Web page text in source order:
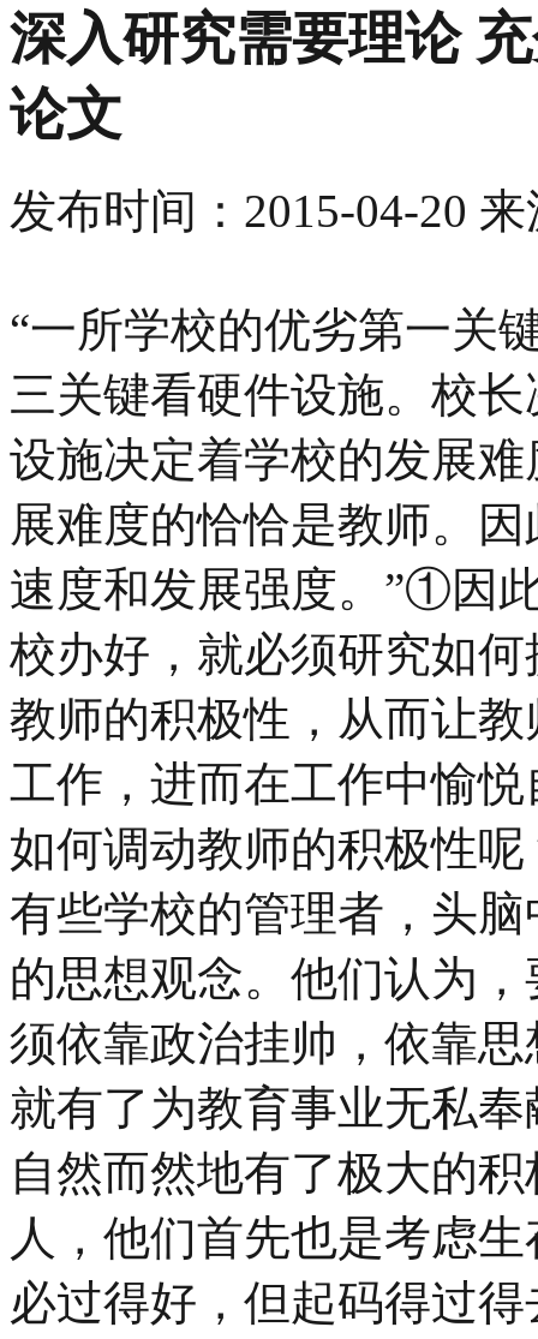
深入研究需要理论
论文
发布时间： 2015-04-20 来
“一所学校的优劣第一关
三关键看硬件设施。校
设施决定着学校的发展
展难度的恰恰是教师。
速度和发展强度。”①因
校办好，就必须研究如
教师的积极性，从而让
工作，进而在工作中愉
如何调动教师的积极性呢
有些学校的管理者，头
的思想观念。他们认为
须依靠政治挂帅，依靠
就有了为教育事业无私
自然而然地有了极大的
人，他们首先也是考虑
必过得好，但起码得过